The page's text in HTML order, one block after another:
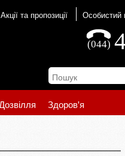
Акції та пропозиції Особистий
(044)
Здоров'я